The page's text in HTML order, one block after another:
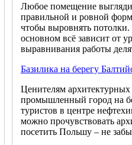
Любое помещение
правильной и ровной
чтобы выровнять
основном всё зависит от
выравнивания работы
Базилика на берегу
Ценителям
промышленный город на
туристов в центре
можно прочувствовать
посетить Польшу – не